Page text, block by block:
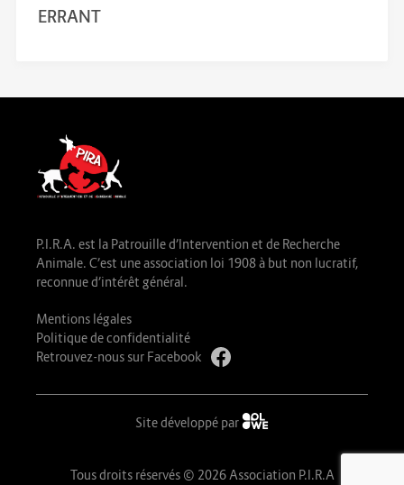
ERRANT
P.I.R.A. est la Patrouille d’Intervention et de Recherche
Animale. C’est une association loi 1908 à but non lucratif,
reconnue d’intérêt général.
Mentions légales
Politique de confidentialité
Retrouvez-nous sur Facebook
Site développé par
Tous droits réservés © 2026 Association P.I.R.A